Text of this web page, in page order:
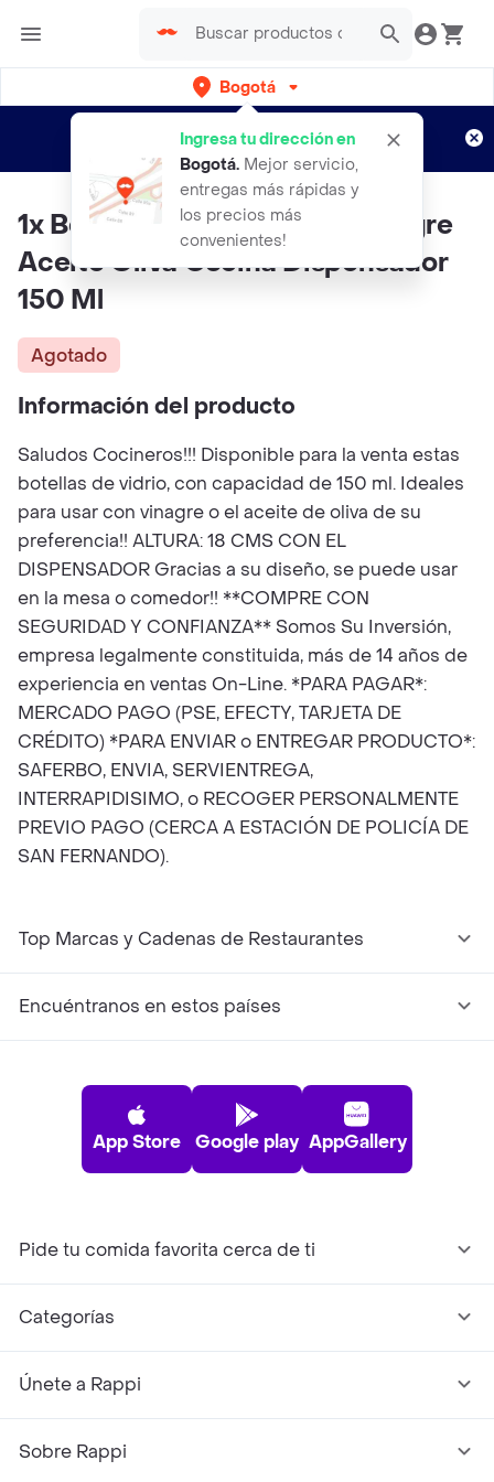
Bogotá
Ingresa tu dirección en
Bogotá. Mejor servicio,
entregas más rápidas y
los precios más
convenientes!
envíos gratis por semanas
Aplican TyC
1x Botella Vidrio Aceitera Vinagre
Aceite Oliva Cocina Dispensador
150 Ml
Agotado
Información del producto
Saludos Cocineros!!! Disponible para la venta estas
botellas de vidrio, con capacidad de 150 ml. Ideales
para usar con vinagre o el aceite de oliva de su
preferencia!! ALTURA: 18 CMS CON EL
DISPENSADOR Gracias a su diseño, se puede usar
en la mesa o comedor!! **COMPRE CON
SEGURIDAD Y CONFIANZA** Somos Su Inversión,
empresa legalmente constituida, más de 14 años de
experiencia en ventas On-Line. *PARA PAGAR*:
MERCADO PAGO (PSE, EFECTY, TARJETA DE
CRÉDITO) *PARA ENVIAR o ENTREGAR PRODUCTO*:
SAFERBO, ENVIA, SERVIENTREGA,
INTERRAPIDISIMO, o RECOGER PERSONALMENTE
PREVIO PAGO (CERCA A ESTACIÓN DE POLICÍA DE
SAN FERNANDO).
Top Marcas y Cadenas de Restaurantes
Encuéntranos en estos países
App Store Google play AppGallery
Pide tu comida favorita cerca de ti
Categorías
Únete a Rappi
Sobre Rappi